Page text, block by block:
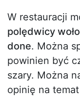
W restauracji
polędwicy
done. Można
powinien być
szary. Można
opinię na